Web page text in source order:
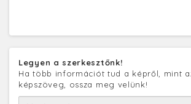
Legyen a szerkesztőnk!
Ha több információt tud a képről, mint
képszöveg, ossza meg velünk!